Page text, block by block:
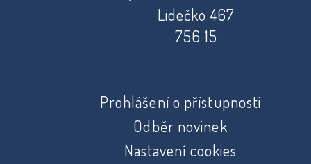
Lidečko 467
756 15
Prohlášení o přístupnosti
Odběr novinek
Nastavení cookies